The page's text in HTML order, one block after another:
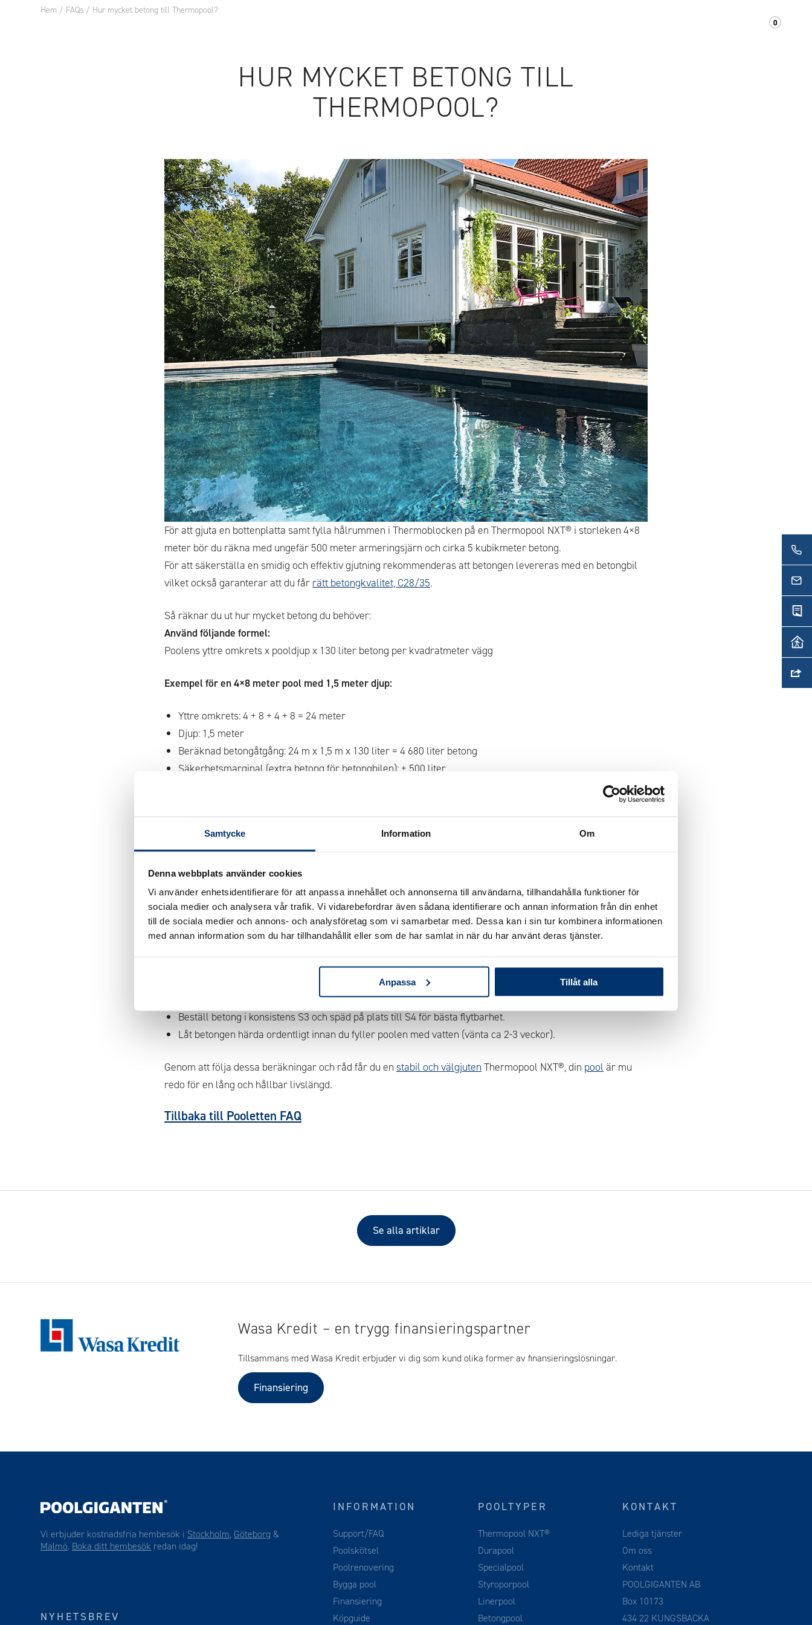
Samtycke Information Om
Denna webbplats använder cookies
Vi använder enhetsidentifierare för att anpassa innehållet och annonserna till användarna, tillhandahålla funktioner för
sociala medier och analysera vår trafik. Vi vidarebefordrar även sådana identifierare och annan information från din enhet
till de sociala medier och annons- och analysföretag som vi samarbetar med. Dessa kan i sin tur kombinera informationen
med annan information som du har tillhandahållit eller som de har samlat in när du har använt deras tjänster.
Anpassa Tillåt alla
Hem / FAQs / Hur mycket betong till Thermopool?
HUR MYCKET BETONG TILL
THERMOPOOL?
För att gjuta en bottenplatta samt fylla hålrummen i Thermoblocken på en Thermopool NXT® i storleken 4×8
meter bör du räkna med ungefär 500 meter armeringsjärn och cirka 5 kubikmeter betong.
För att säkerställa en smidig och effektiv gjutning rekommenderas att betongen levereras med en betongbil
vilket också garanterar att du får rätt betongkvalitet, C28/35.
Så räknar du ut hur mycket betong du behöver:
Använd följande formel:
Poolens yttre omkrets x pooldjup x 130 liter betong per kvadratmeter vägg
Exempel för en 4×8 meter pool med 1,5 meter djup:
Yttre omkrets: 4 + 8 + 4 + 8 = 24 meter
Djup: 1,5 meter
Beräknad betongåtgång: 24 m x 1,5 m x 130 liter = 4 680 liter betong
Säkerhetsmarginal (extra betong för betongbilen): + 500 liter
Total betongåtgång: 5 180 liter (ca 5,2 kubikmeter, beställ minst 5,5 kubik för att vara på den säkra sidan)
Extra betong om du har en gaveltrappa:
Betongåtgång per löpmeter gaveltrappa: 564 liter
Om du har en gaveltrappa på exempelvis 2 meter: 2 x 564 liter = 1 128 liter (cirka 1,1 kubik extra)
Om du bygger med gaveltrappa, lägg till denna volym vid beställningen.
Säkerställ att betongbilen har rätt betongtyp (C28/35) och en tillräckligt lång slang för att betongen ska
kunna fördelas jämnt i poolväggarna.
Beställ betong i konsistens S3 och späd på plats till S4 för bästa flytbarhet.
Låt betongen härda ordentligt innan du fyller poolen med vatten (vänta ca 2-3 veckor).
Genom att följa dessa beräkningar och råd får du en stabil och välgjuten Thermopool NXT®, din pool är mu
redo för en lång och hållbar livslängd.
Tillbaka till Pooletten FAQ
Se alla artiklar
Wasa Kredit – en trygg finansieringspartner
Tillsammans med Wasa Kredit erbjuder vi dig som kund olika former av finansieringslösningar.
Finansiering
Vi erbjuder kostnadsfria hembesök i Stockholm, Göteborg &
Malmö. Boka ditt hembesök redan idag!
NYHETSBREV
INFORMATION
Support/FAQ
Poolskötsel
Poolrenovering
Bygga pool
Finansiering
Köpguide
POOLTYPER
Thermopool NXT®
Durapool
Specialpool
Styroporpool
Linerpool
Betongpool
KONTAKT
Lediga tjänster
Om oss
Kontakt
POOLGIGANTEN AB
Box 10173
434 22 KUNGSBACKA
0